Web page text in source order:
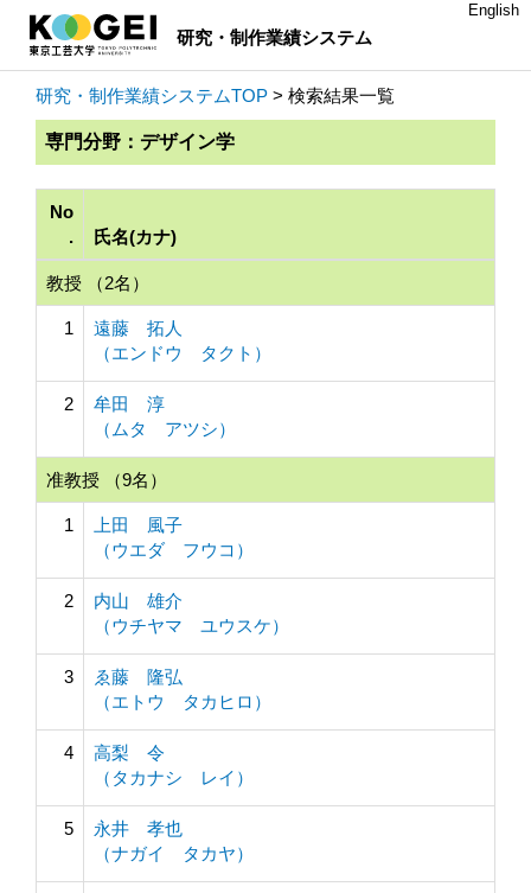
研究・制作業績システム
English
研究・制作業績システムTOP > 検索結果一覧
専門分野：デザイン学
No
.
氏名(カナ)
教授 （2名）
1
遠藤 拓人
（エンドウ タクト）
2
牟田 淳
（ムタ アツシ）
准教授 （9名）
1
上田 風子
（ウエダ フウコ）
2
内山 雄介
（ウチヤマ ユウスケ）
3
ゑ藤 隆弘
（エトウ タカヒロ）
4
高梨 令
（タカナシ レイ）
5
永井 孝也
（ナガイ タカヤ）